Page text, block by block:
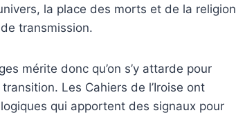
la place des morts et de la religion
transmission.
mérite donc qu’on s’y attarde pour
Les Cahiers de l’Iroise ont
qui apportent des signaux pour